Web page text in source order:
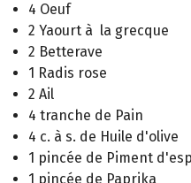
4 Oeuf
2 Yaourt à la grecque
2 Betterave
1 Radis rose
2 Ail
4 tranche de Pain
4 c. à s. de Huile d'olive
1 pincée de Piment
1 pincée de Paprika